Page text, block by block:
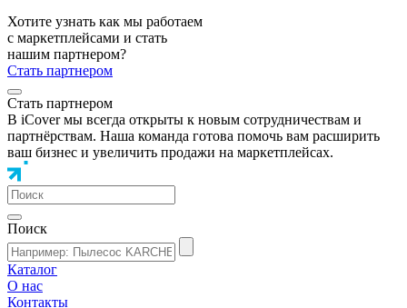
Хотите узнать как мы работаем
с маркетплейсами и стать
нашим партнером?
Стать партнером
Стать партнером
В iCover мы всегда открыты к новым сотрудничествам и
партнёрствам. Наша команда готова помочь вам расширить
ваш бизнес и увеличить продажи на маркетплейсах.
Поиск
Каталог
О нас
Контакты